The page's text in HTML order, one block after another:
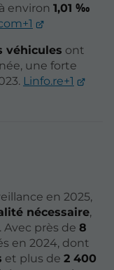
environ 1,01 ‰
véhicules ont
une forte
Linfo.re+1
en 2025,
nécessaire,
près de 8
en 2024, dont
et plus de 2 400